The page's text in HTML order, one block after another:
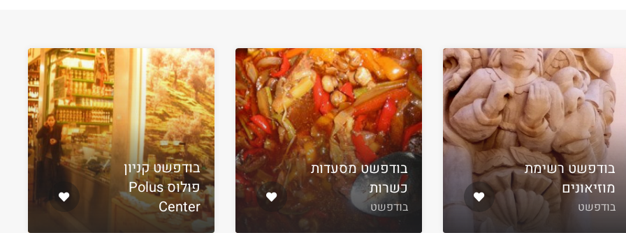
בודפשט רשימת
מוזיאונים
בודפשט
בודפשט מסעדות
כשרות
בודפשט
בודפשט קניון
פולוס Polus
Center